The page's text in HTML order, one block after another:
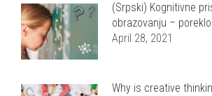
(Srpski) Kognitivne
obrazovanju –
April 28, 2021
Why is creative